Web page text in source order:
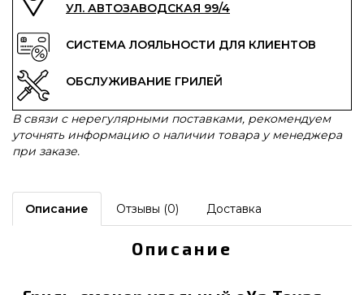
УЛ. АВТОЗАВОДСКАЯ 99/4
СИСТЕМА ЛОЯЛЬНОСТИ ДЛЯ КЛИЕНТОВ
ОБСЛУЖИВАНИЕ ГРИЛЕЙ
В связи с нерегулярными поставками, рекомендуем
уточнять информацию о наличии товара у менеджера
при заказе.
Описание Отзывы (0) Доставка
Описание